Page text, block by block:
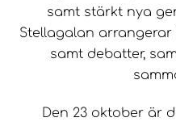
samt stärkt nya
Stellagalan
samt debatter,
Den 23 oktober är